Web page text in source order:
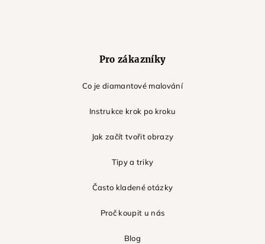
Pro zákazníky
Co je diamantové malování
Instrukce krok po kroku
Jak začít tvořit obrazy
Tipy a triky
Často kladené otázky
Proč koupit u nás
Blog